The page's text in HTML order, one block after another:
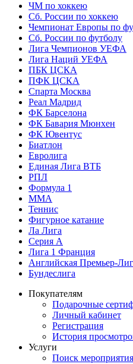
ЧМ по хоккею
Сб. России по хоккею
Чемпионат Европы по
Сб. России по футболу
Лига Чемпионов УЕФА
Лига Наций УЕФА
ПБК ЦСКА
ПФК ЦСКА
Спарта Москва
Реал Мадрид
ФК Барселона
ФК Бавария Мюнхен
ФК Ювентус
Биатлон
Евролига
Единая Лига ВТБ
РПЛ
Формула 1
MMA
Теннис
Фигурное катание
Ла Лига
Серия А
Лига 1 Франция
Английская Премьер-
Бундеслига
Покупателям
Подарочные
Личный кабинет
Регистрация
История
Услуги
Поиск мероприятия